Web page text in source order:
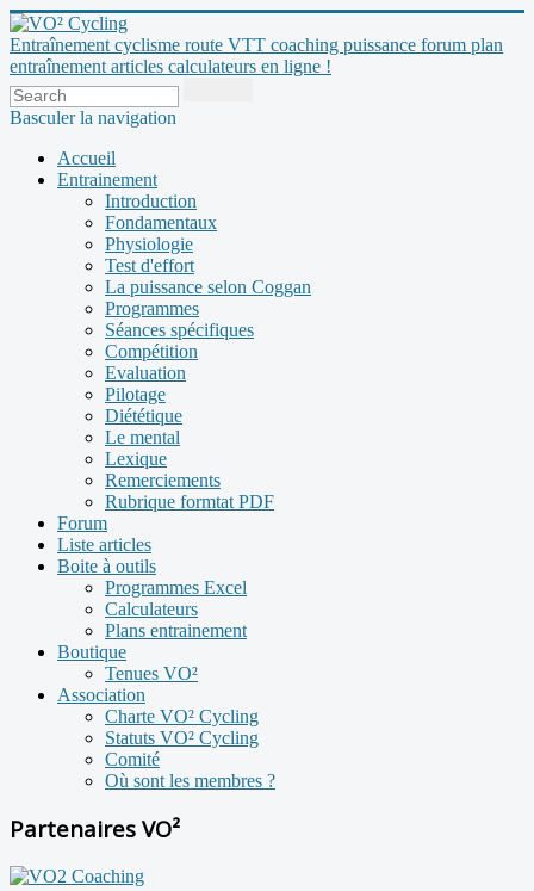
Entraînement cyclisme route VTT coaching puissance forum plan
entraînement articles calculateurs en ligne !
Basculer la navigation
Accueil
Entrainement
Introduction
Fondamentaux
Physiologie
Test d'effort
La puissance selon Coggan
Programmes
Séances spécifiques
Compétition
Evaluation
Pilotage
Diététique
Le mental
Lexique
Remerciements
Rubrique formtat PDF
Forum
Liste articles
Boite à outils
Programmes Excel
Calculateurs
Plans entrainement
Boutique
Tenues VO²
Association
Charte VO² Cycling
Statuts VO² Cycling
Comité
Où sont les membres ?
Partenaires VO²